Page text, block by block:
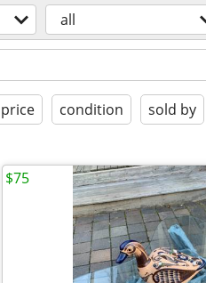
all
price condition sold by
$75